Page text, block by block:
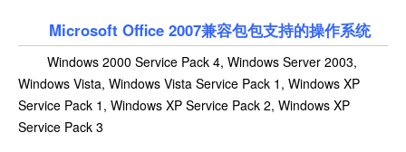
Microsoft Office 2007兼容包包支持的操作系统
Windows 2000 Service Pack 4, Windows Server 2003,
Windows Vista, Windows Vista Service Pack 1, Windows XP
Service Pack 1, Windows XP Service Pack 2, Windows XP
Service Pack 3